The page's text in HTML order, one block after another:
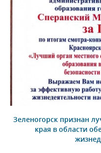
Зеленогорск признан
края в области